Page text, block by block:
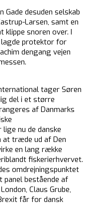
Gade desuden selskab
Larsen, samt en
snoren over. I
lagde protektor for
dengang vejen
tager Søren
del i et større
af Danmarks
nu de danske
at træde ud af Den
en lang række
fiskerierhvervet.
omdrejningspunktet
panel bestående af
Claus Grube,
får for dansk